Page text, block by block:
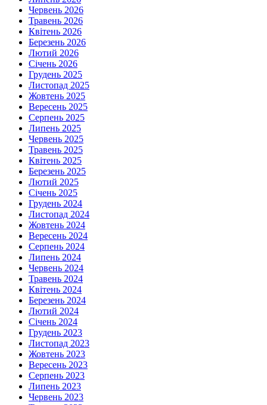
Червень 2026
Травень 2026
Квітень 2026
Березень 2026
Лютий 2026
Січень 2026
Грудень 2025
Листопад 2025
Жовтень 2025
Вересень 2025
Серпень 2025
Липень 2025
Червень 2025
Травень 2025
Квітень 2025
Березень 2025
Лютий 2025
Січень 2025
Грудень 2024
Листопад 2024
Жовтень 2024
Вересень 2024
Серпень 2024
Липень 2024
Червень 2024
Травень 2024
Квітень 2024
Березень 2024
Лютий 2024
Січень 2024
Грудень 2023
Листопад 2023
Жовтень 2023
Вересень 2023
Серпень 2023
Липень 2023
Червень 2023